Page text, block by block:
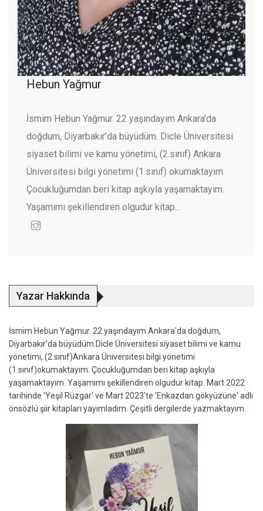
Hebun Yağmur
İsmim Hebun Yağmur. 22 yaşındayım Ankara'da
doğdum, Diyarbakır'da büyüdüm. Dicle Üniversitesi
siyaset bilimi ve kamu yönetimi, (2.sınıf) Ankara
Üniversitesi bilgi yönetimi (1.sınıf) okumaktayım.
Çocukluğumdan beri kitap aşkıyla yaşamaktayım.
Yaşamımı şekillendiren olgudur kitap...
Yazar Hakkında
İsmim Hebun Yağmur. 22 yaşındayım Ankara'da doğdum,
Diyarbakır'da büyüdüm.Dicle Üniversitesi siyaset bilimi ve kamu
yönetimi, (2.sınıf)Ankara Üniversitesi bilgi yönetimi
(1.sınıf)okumaktayım. Çocukluğumdan beri kitap aşkıyla
yaşamaktayım. Yaşamımı şekillendiren olgudur kitap. Mart 2022
tarihinde 'Yeşil Rüzgar' ve Mart 2023'te 'Enkazdan gökyüzüne' adlı
önsözlü şiir kitapları yayımladım. Çeşitli dergilerde yazmaktayım.